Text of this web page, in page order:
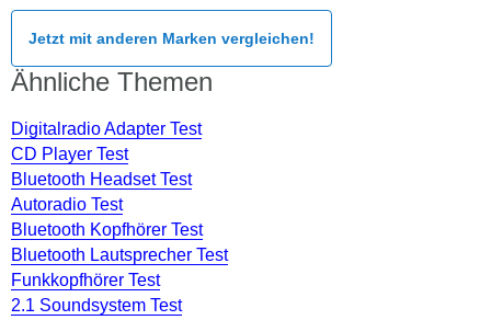
Jetzt mit anderen Marken vergleichen!
Ähnliche Themen
Digitalradio Adapter Test
CD Player Test
Bluetooth Headset Test
Autoradio Test
Bluetooth Kopfhörer Test
Bluetooth Lautsprecher Test
Funkkopfhörer Test
2.1 Soundsystem Test